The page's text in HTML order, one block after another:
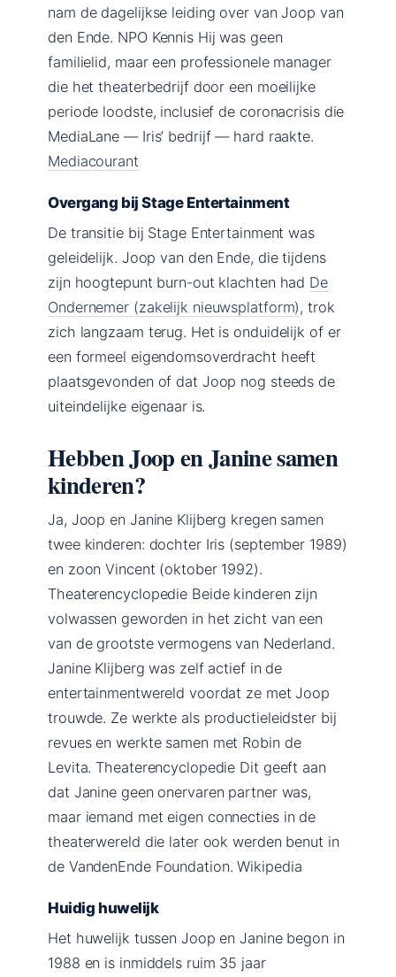
nam de dagelijkse leiding over van Joop van
den Ende. NPO Kennis Hij was geen
familielid, maar een professionele manager
die het theaterbedrijf door een moeilijke
periode loodste, inclusief de coronacrisis die
MediaLane — Iris’ bedrijf — hard raakte.
Mediacourant
Overgang bij Stage Entertainment
De transitie bij Stage Entertainment was
geleidelijk. Joop van den Ende, die tijdens
zijn hoogtepunt burn-out klachten had De
Ondernemer (zakelijk nieuwsplatform) , trok
zich langzaam terug. Het is onduidelijk of er
een formeel eigendomsoverdracht heeft
plaatsgevonden of dat Joop nog steeds de
uiteindelijke eigenaar is.
Hebben Joop en Janine samen
kinderen?
Ja, Joop en Janine Klijberg kregen samen
twee kinderen: dochter Iris (september 1989)
en zoon Vincent (oktober 1992).
Theaterencyclopedie Beide kinderen zijn
volwassen geworden in het zicht van een
van de grootste vermogens van Nederland.
Janine Klijberg was zelf actief in de
entertainmentwereld voordat ze met Joop
trouwde. Ze werkte als productieleidster bij
revues en werkte samen met Robin de
Levita. Theaterencyclopedie Dit geeft aan
dat Janine geen onervaren partner was,
maar iemand met eigen connecties in de
theaterwereld die later ook werden benut in
de VandenEnde Foundation. Wikipedia
Huidig huwelijk
Het huwelijk tussen Joop en Janine begon in
1988 en is inmiddels ruim 35 jaar